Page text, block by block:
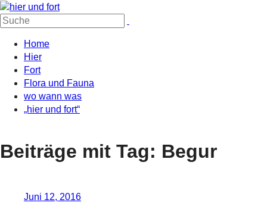
Suche
Home
Hier
Fort
Flora und Fauna
wo wann was
„hier und fort“
Beiträge mit Tag: Begur
Juni 12, 2016